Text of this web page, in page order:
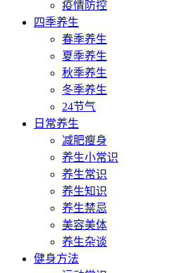
疫情防控
四季养生
春季养生
夏季养生
秋季养生
冬季养生
24节气
日常养生
减肥瘦身
养生小常识
养生常识
养生知识
养生禁忌
美容美体
养生杂谈
健身方法